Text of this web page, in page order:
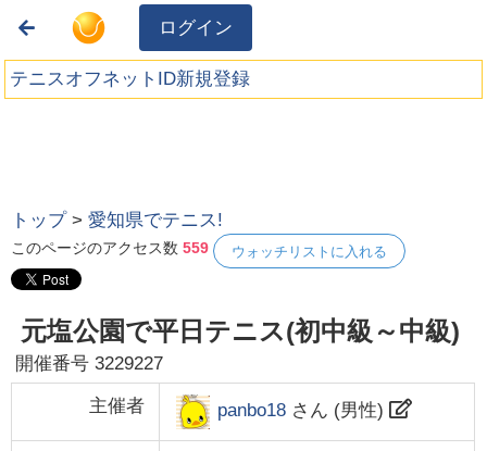
ログイン
テニスオフネットID新規登録
トップ >愛知県でテニス!
このページのアクセス数559 ウォッチリストに入れる
元塩公園で平日テニス(初中級～中級)
開催番号3229227
主催者 panbo18さん (男性)